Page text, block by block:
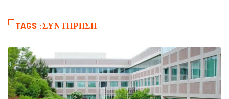
TAGS :ΣΥΝΤΉΡΗΣΗ